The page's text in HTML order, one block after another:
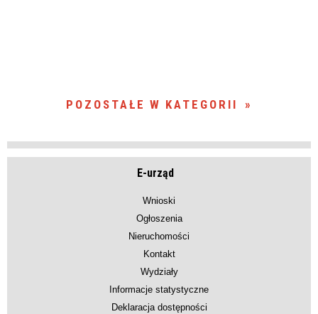
POZOSTAŁE W KATEGORII
E-urząd
Wnioski
Ogłoszenia
Nieruchomości
Kontakt
Wydziały
Informacje statystyczne
Deklaracja dostępności